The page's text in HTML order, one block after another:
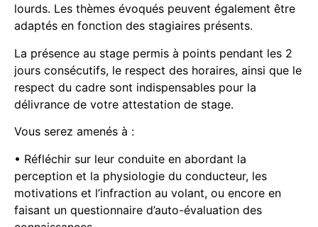
lourds. Les thèmes évoqués peuvent également être
adaptés en fonction des stagiaires présents.
La présence au stage permis à points pendant les 2
jours consécutifs, le respect des horaires, ainsi que le
respect du cadre sont indispensables pour la
délivrance de votre attestation de stage.
Vous serez amenés à :
• Réfléchir sur leur conduite en abordant la
perception et la physiologie du conducteur, les
motivations et l’infraction au volant, ou encore en
faisant un questionnaire d’auto-évaluation des